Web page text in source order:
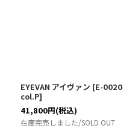
EYEVAN アイヴァン [E-0020
col.P]
41,800円(税込)
在庫完売しました/SOLD OUT